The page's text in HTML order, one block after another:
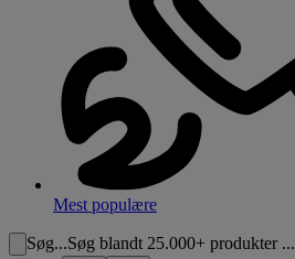
Mest populære
Søg...Søg blandt 25.000+ produkter ...